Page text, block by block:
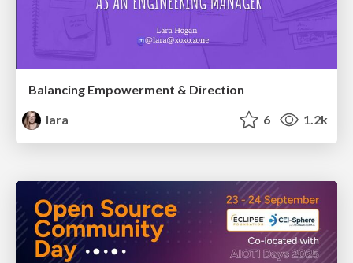
Balancing Empowerment & Direction
lara
6 1.2k